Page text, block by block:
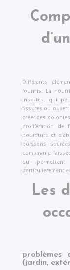
Différents
fourmis. La
insectes, qui
fissures ou
créer des
prolifération de
nourriture et
boissons
compagnie
qui
particulièrement
Les
problèmes
(jardin,